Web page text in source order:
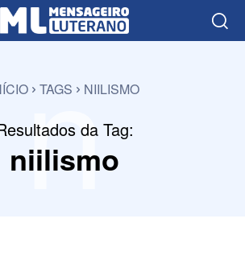
TAGS NIILISMO
da Tag:
niilismo
n